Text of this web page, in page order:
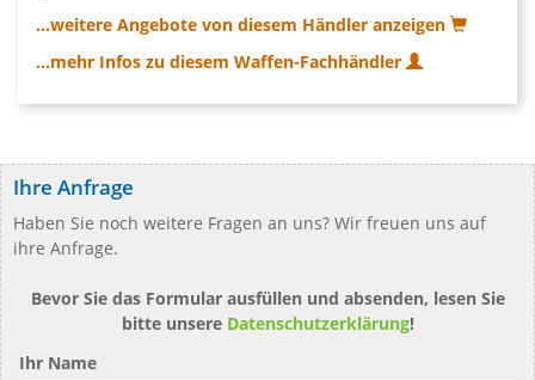
...weitere Angebote von diesem Händler anzeigen
...mehr Infos zu diesem Waffen-Fachhändler
Ihre Anfrage
Haben Sie noch weitere Fragen an uns? Wir freuen uns auf
ihre Anfrage.
Bevor Sie das Formular ausfüllen und absenden, lesen Sie
bitte unsere Datenschutzerklärung!
Ihr Name